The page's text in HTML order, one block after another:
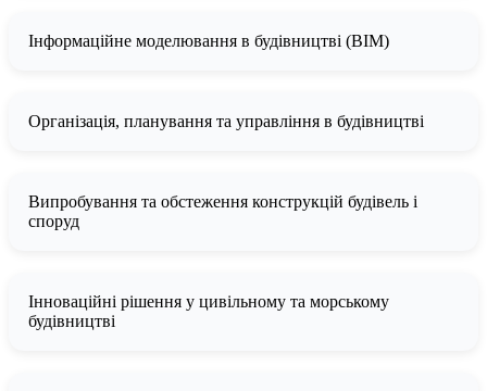
Інформаційне моделювання в будівництві (BIM)
Організація, планування та управління в будівництві
Випробування та обстеження конструкцій будівель і
споруд
Інноваційні рішення у цивільному та морському
будівництві